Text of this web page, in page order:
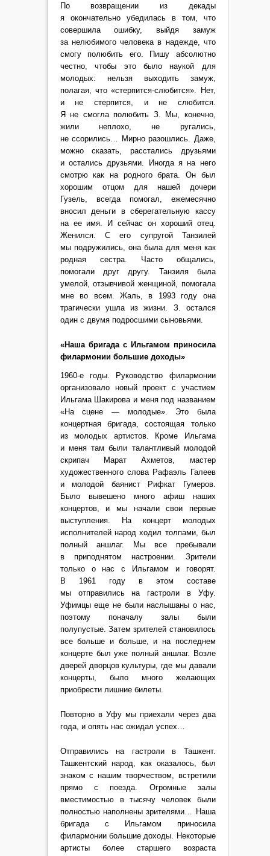
По возвращении из декады
я окончательно убедилась в том, что
совершила ошибку, выйдя замуж
за нелюбимого человека в надежде, что
смогу полюбить его. Пишу абсолютно
честно, чтобы это было наукой для
молодых: нельзя выходить замуж,
полагая, что «стерпится-слюбится». Нет,
и не стерпится, и не слюбится.
Я не смогла полюбить З. Мы, конечно,
жили неплохо, не ругались,
не ссорились… Мирно разошлись. Даже,
можно сказать, расстались друзьями
и остались друзьями. Иногда я на него
смотрю как на родного брата. Он был
хорошим отцом для нашей дочери
Гузель, всегда помогал, ежемесячно
вносил деньги в сберегательную кассу
на ее имя. И сейчас он хороший отец.
Женился. С его супругой Танзилей
мы подружились, она была для меня как
родная сестра. Часто общались,
помогали друг другу. Танзиля была
умелой, отзывчивой женщиной, помогала
мне во всем. Жаль, в 1993 году она
трагически ушла из жизни. З. остался
один с двумя подросшими сыновьями.
«Наша бригада с Ильгамом приносила
филармонии большие доходы»
1960-е годы. Руководство филармонии
организовало новый проект с участием
Ильгама Шакирова и меня под названием
«На сцене — молодые». Это была
концертная бригада, состоящая только
из молодых артистов. Кроме Ильгама
и меня там были талантливый молодой
скрипач Марат Ахметов, мастер
художественного слова Рафаэль Галеев
и молодой баянист Рифкат Гумеров.
Было вывешено много афиш наших
концертов, и мы начали свои первые
выступления. На концерт молодых
исполнителей народ ходил толпами, был
полный аншлаг. Мы все пребывали
в приподнятом настроении. Зрители
только о нас с Ильгамом и говорят.
В 1961 году в этом составе
мы отправились на гастроли в Уфу.
Уфимцы еще не были наслышаны о нас,
поэтому поначалу залы были
полупустые. Затем зрителей становилось
все больше и больше, и на последнем
концерте был уже полный аншлаг. Возле
дверей дворцов культуры, где мы давали
концерты, было много желающих
приобрести лишние билеты.
Повторно в Уфу мы приехали через два
года, и опять нас ожидал успех…
Отправились на гастроли в Ташкент.
Ташкентский народ, как оказалось, был
знаком с нашим творчеством, встретили
прямо с поезда. Огромные залы
вместимостью в тысячу человек были
полностью наполнены зрителями… Наша
бригада с Ильгамом приносила
филармонии большие доходы. Некоторые
артисты более старшего возраста